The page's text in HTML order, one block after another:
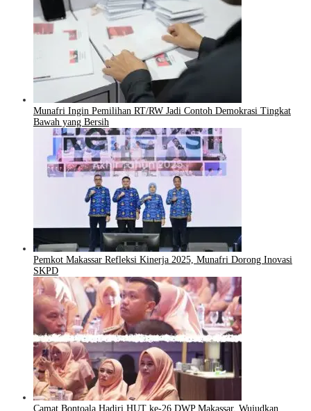
Munafri Ingin Pemilihan RT/RW Jadi Contoh Demokrasi Tingkat
Bawah yang Bersih
Pemkot Makassar Refleksi Kinerja 2025, Munafri Dorong Inovasi
SKPD
Camat Bontoala Hadiri HUT ke-26 DWP Makassar, Wujudkan